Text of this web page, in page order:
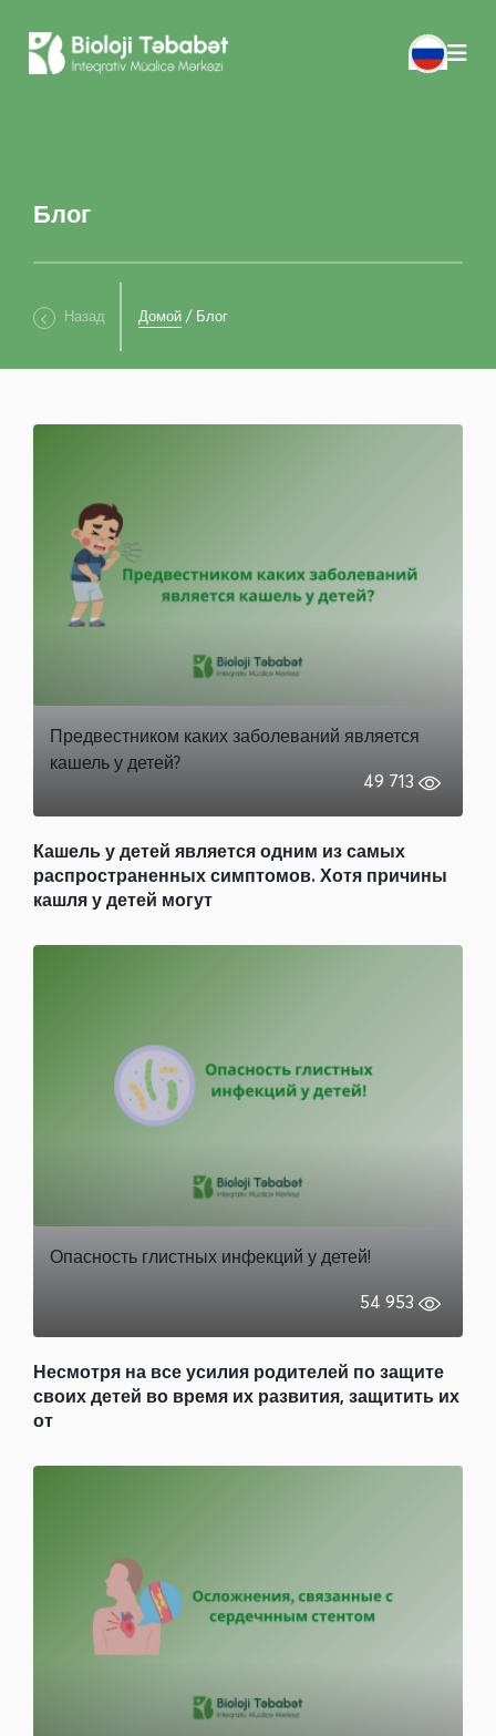
Блог
Назад Домой / Блог
Предвестником каких заболеваний является
кашель у детей?
49 713
Кашель у детей является одним из самых
распространенных симптомов. Хотя причины
кашля у детей могут
Опасность глистных инфекций у детей!
54 953
Несмотря на все усилия родителей по защите
своих детей во время их развития, защитить их
от